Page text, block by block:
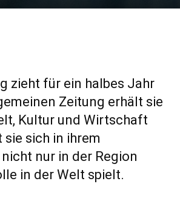
zieht für ein halbes Jahr
Zeitung erhält sie
Kultur und Wirtschaft
sich in ihrem
nur in der Region
in der Welt spielt.